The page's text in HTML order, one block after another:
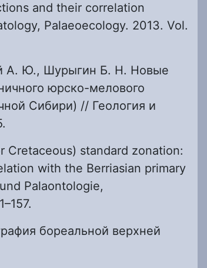
and their correlation
Palaeoecology. 2013. Vol.
А. Ю., Шурыгин Б. Н. Новые
юрско-мелового
Сибири) // Геология и
Cretaceous) standard zonation:
with the Berriasian primary
Palaontologie,
бореальной верхней